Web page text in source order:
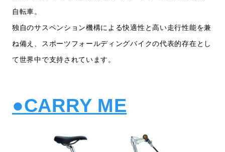
自転車。
独自のサスペンション機構による快適性と高い走行性能を兼
ね備え、スポーツフォールディングバイクの代表的存在とし
て世界中で支持されています。
●CARRY ME